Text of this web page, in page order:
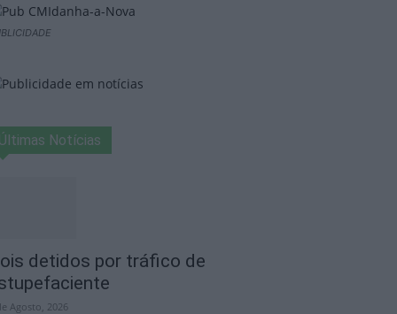
Últimas Notícias
detidos por tráfico de
Agosto, 2026